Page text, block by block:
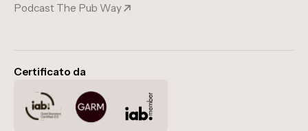
Podcast The Pub Way
Certificato da